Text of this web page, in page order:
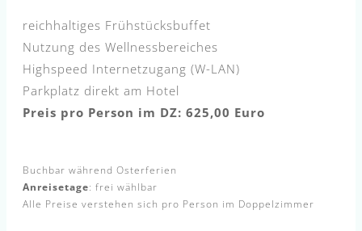
reichhaltiges Frühstücksbuffet
Nutzung des Wellnessbereiches
Highspeed Internetzugang (W-LAN)
Parkplatz direkt am Hotel
Preis pro Person im DZ: 625,00 Euro
Buchbar während Osterferien
Anreisetage: frei wählbar
Alle Preise verstehen sich pro Person im Doppelzimmer